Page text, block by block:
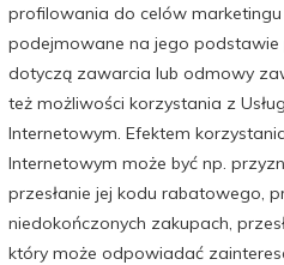
profilowania do celów
podejmowane na jego
dotyczą zawarcia lub odmowy
też możliwości korzystania z
Internetowym. Efektem
Internetowym może być np.
przesłanie jej kodu rabatowego,
niedokończonych zakupach,
który może odpowiadać